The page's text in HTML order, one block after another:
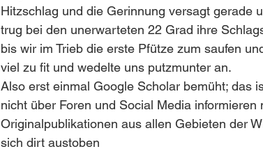
Hitzschlag und die Gerinnung versagt gerade
trug bei den unerwarteten 22 Grad ihre
bis wir im Trieb die erste Pfütze zum saufen
viel zu fit und wedelte uns putzmunter an.
Also erst einmal Google Scholar bemüht; das
nicht über Foren und Social Media
Originalpublikationen aus allen Gebieten der
sich dirt austoben